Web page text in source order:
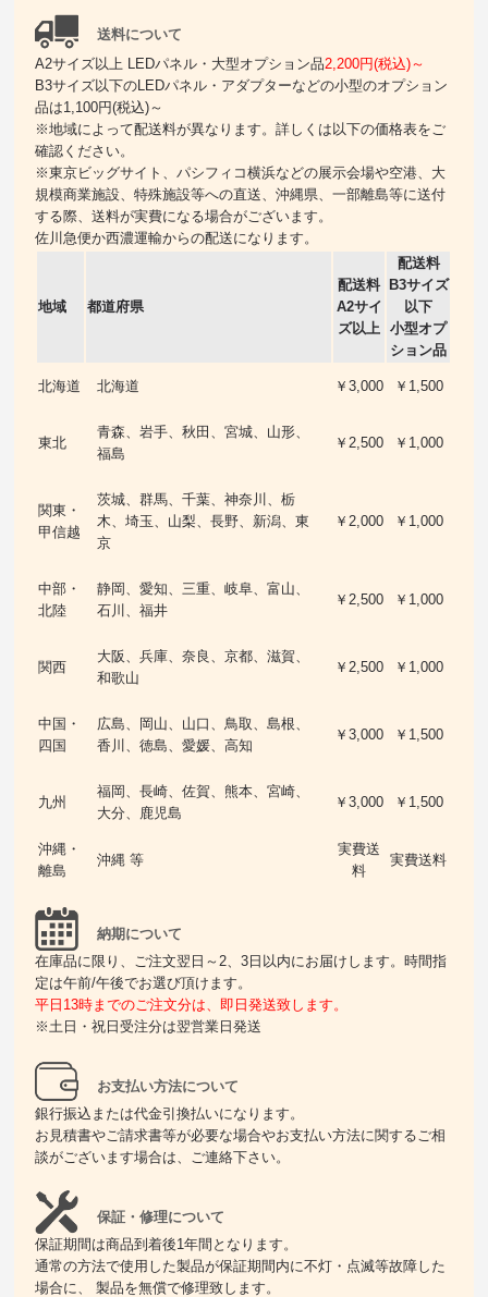
送料について
A2サイズ以上 LEDパネル・大型オプション品2,200円(税込)～
B3サイズ以下のLEDパネル・アダプターなどの小型のオプション
品は1,100円(税込)～
※地域によって配送料が異なります。詳しくは以下の価格表をご
確認ください。
※東京ビッグサイト、パシフィコ横浜などの展示会場や空港、大
規模商業施設、特殊施設等への直送、沖縄県、一部離島等に送付
する際、送料が実費になる場合がございます。
佐川急便か西濃運輸からの配送になります。
地域 都道府県
配送料
A2サイ
ズ以上
配送料
B3サイズ
以下
小型オプ
ション品
北海道 北海道 ￥3,000 ￥1,500
東北
青森、岩手、秋田、宮城、山形、
福島
￥2,500 ￥1,000
関東・
甲信越
茨城、群馬、千葉、神奈川、栃
木、埼玉、山梨、長野、新潟、東
京
￥2,000 ￥1,000
中部・
北陸
静岡、愛知、三重、岐阜、富山、
石川、福井
￥2,500 ￥1,000
関西
大阪、兵庫、奈良、京都、滋賀、
和歌山
￥2,500 ￥1,000
中国・
四国
広島、岡山、山口、鳥取、島根、
香川、徳島、愛媛、高知
￥3,000 ￥1,500
九州
福岡、長崎、佐賀、熊本、宮崎、
大分、鹿児島
￥3,000 ￥1,500
沖縄・
離島
沖縄 等
実費送
料
実費送料
納期について
在庫品に限り、ご注文翌日～2、3日以内にお届けします。時間指
定は午前/午後でお選び頂けます。
平日13時までのご注文分は、即日発送致します。
※土日・祝日受注分は翌営業日発送
お支払い方法について
銀行振込または代金引換払いになります。
お見積書やご請求書等が必要な場合やお支払い方法に関するご相
談がございます場合は、ご連絡下さい。
保証・修理について
保証期間は商品到着後1年間となります。
通常の方法で使用した製品が保証期間内に不灯・点滅等故障した
場合に、 製品を無償で修理致します。